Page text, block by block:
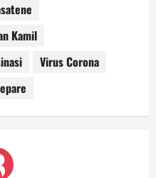
Kamil
Virus Corona